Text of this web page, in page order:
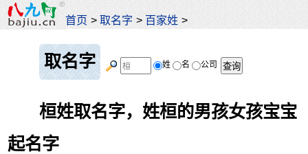
首页 >取名字 > 百家姓 >
取名字 姓 名 公司
桓姓取名字，姓桓的男孩女孩宝宝
起名字